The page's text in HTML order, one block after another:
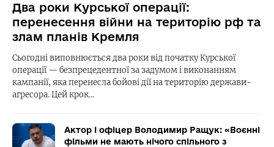
Два роки Курської операції:
перенесення війни на територію рф та
злам планів Кремля
Сьогодні виповнюється два роки від початку Курської
операції — безпрецедентної за задумом і виконанням
кампанії, яка перенесла бойові дії на територію держави-
агресора. Цей крок…
Актор і офіцер Володимир Ращук: «Воєнні
фільми не мають нічого спільного з